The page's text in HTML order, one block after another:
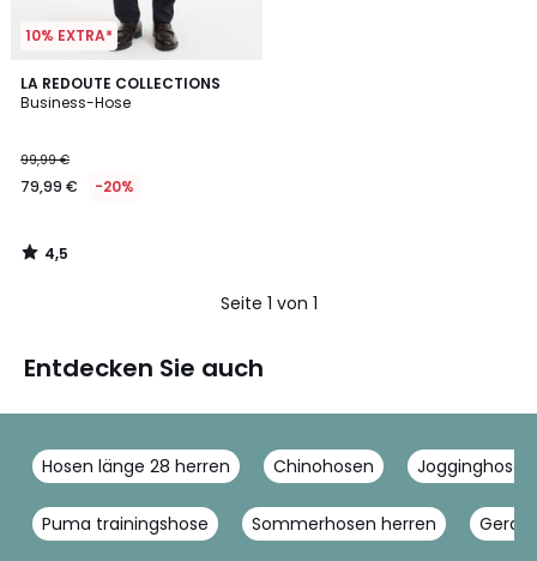
10% EXTRA*
LA REDOUTE COLLECTIONS
Business-Hose
99,99 €
79,99 € -20%
4,5
/ 5
4,5
/
Seite 1 von 1
Entdecken Sie auch
Hosen länge 28 herren Chinohosen Jogginghose
Puma trainingshose Sommerhosen herren